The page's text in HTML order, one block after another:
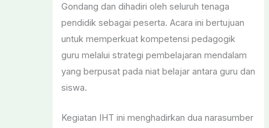
Gondang dan dihadiri oleh seluruh tenaga
pendidik sebagai peserta. Acara ini bertujuan
untuk memperkuat kompetensi pedagogik
guru melalui strategi pembelajaran mendalam
yang berpusat pada niat belajar antara guru dan
siswa.
Kegiatan IHT ini menghadirkan dua narasumber